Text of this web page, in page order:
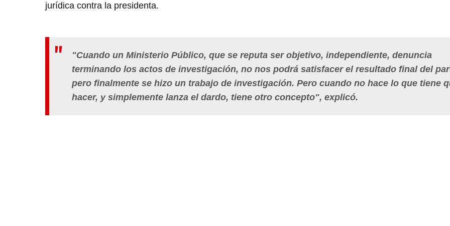
jurídica contra la presidenta.
"Cuando un Ministerio Público, que se reputa ser objetivo, independiente, denuncia
terminando los actos de investigación, no nos podrá satisfacer el resultado final del
pero finalmente se hizo un trabajo de investigación. Pero cuando no hace lo que tiene
hacer, y simplemente lanza el dardo, tiene otro concepto", explicó.